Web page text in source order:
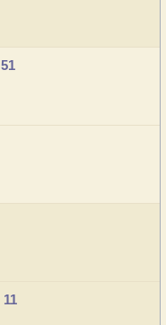
51
11